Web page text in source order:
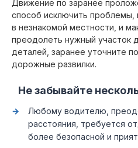
Движение по заранее
способ исключить проблемы,
в незнакомой местности, и
преодолеть нужный участок
деталей, заранее уточните
дорожные развилки.
Не забывайте
Любому водителю,
расстояния, требуется
более безопасной и